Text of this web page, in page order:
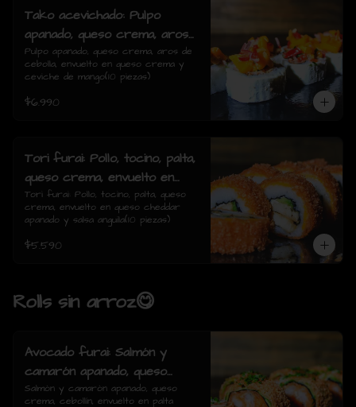
Tako acevichado: Pulpo
apanado, queso crema, aros
de cebolla, envuelto en queso
crema y ceviche de mango(10
Pulpo apanado, queso crema, aros de
cebolla, envuelto en queso crema y
ceviche de mango(10 piezas)
$6.990
Tori furai: Pollo, tocino, palta,
queso crema, envuelto en
queso cheddar apanado y
salsa anguila(10 piezas)
Tori furai: Pollo, tocino, palta, queso
crema, envuelto en queso cheddar
apanado y salsa anguila(10 piezas)
$5.590
Rolls sin arroz😋
Avocado furai: Salmón y
camarón apanado, queso
crema, cebollín, envuelto en
Salmón y camarón apanado, queso
crema, cebollín, envuelto en palta